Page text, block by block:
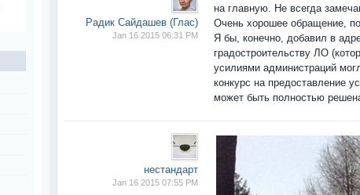
Радик Сайдашев (Глас)
Jan 16 2015 06:31 PM
на главную. Не всегда
Очень хорошее обращение,
Я бы, конечно, добавил в
градостроительству ЛО
усилиями администраций
конкурс на предоставление
может быть полностью
нестандарт
Jan 16 2015 07:55 PM